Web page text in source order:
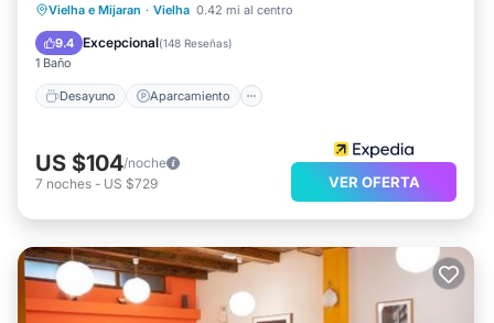
Vielha e Mijaran · Vielha 0.42 mi al centro
9.4 Excepcional(148 Reseñas)
1 Baño
Desayuno Aparcamiento
Desayuno Aparcamiento
Internet
US $104/noche
7 noches - US $729 VER OFERTA